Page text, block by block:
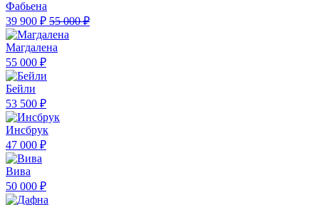
Фабьена
39 900 ₽ 55 000 ₽
Магдалена
55 000 ₽
Бейли
53 500 ₽
Инсбрук
47 000 ₽
Вива
50 000 ₽